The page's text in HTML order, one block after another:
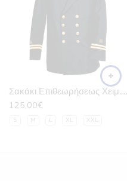
Σακάκι Επιθεωρήσεως Χειμ. Ανδρ. Αξκου Λ.Σ.
125,00€